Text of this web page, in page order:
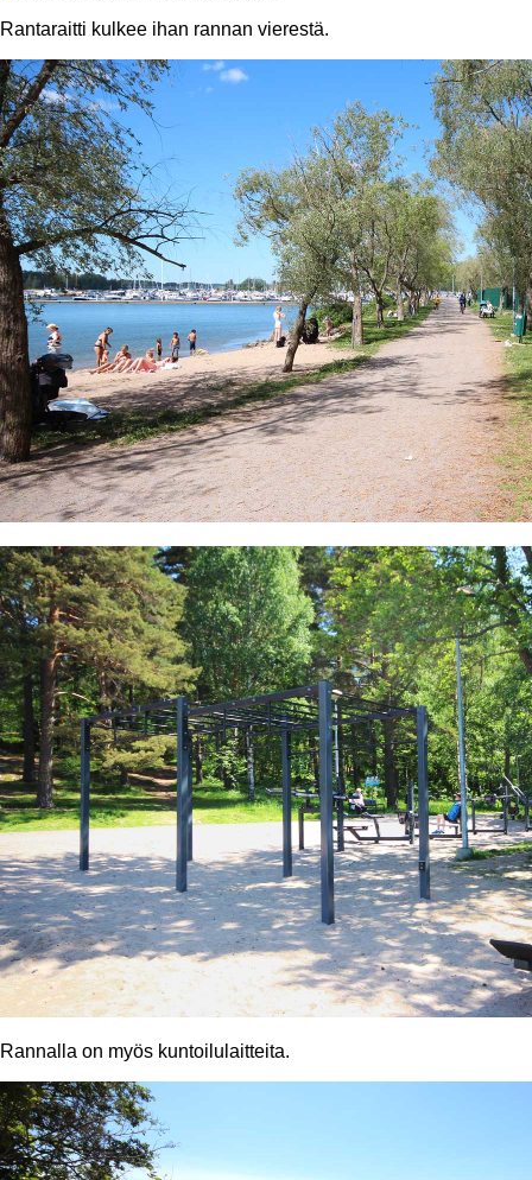
Rantaraitti kulkee ihan rannan vierestä.
Rannalla on myös kuntoilulaitteita.